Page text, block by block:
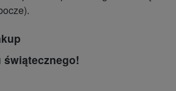
świątecznego!